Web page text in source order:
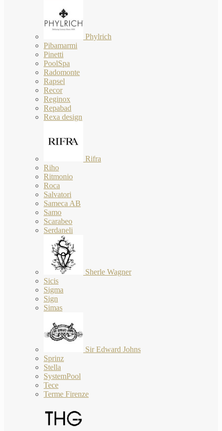
Phylrich
Pibamarmi
Pinetti
PoolSpa
Radomonte
Rapsel
Recor
Reginox
Repabad
Rexa design
Rifra
Riho
Ritmonio
Roca
Salvatori
Sameca AB
Samo
Scarabeo
Serdaneli
Sherle Wagner
Sicis
Sigma
Sign
Simas
Sir Edward Johns
Sprinz
Stella
SystemPool
Tece
Terme Firenze